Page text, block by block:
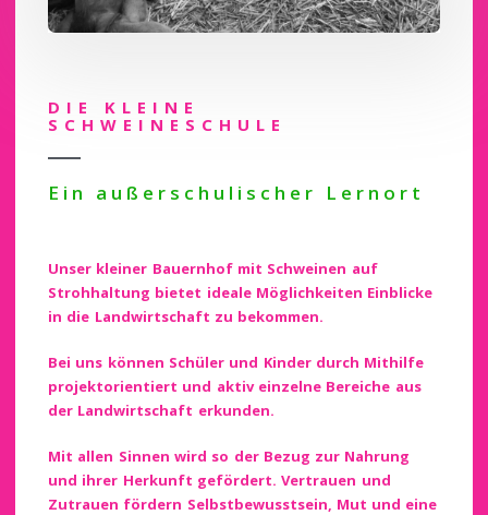
DIE KLEINE
SCHWEINESCHULE
Ein außerschulischer Lernort
Unser kleiner Bauernhof mit Schweinen auf
Strohhaltung bietet ideale Möglichkeiten Einblicke
in die Landwirtschaft zu bekommen.
Bei uns können Schüler und Kinder durch Mithilfe
projektorientiert und aktiv einzelne Bereiche aus
der Landwirtschaft erkunden.
Mit allen Sinnen wird so der Bezug zur Nahrung
und ihrer Herkunft gefördert. Vertrauen und
Zutrauen fördern Selbstbewusstsein, Mut und eine